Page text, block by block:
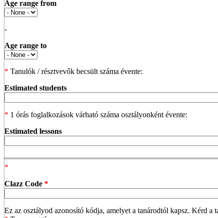
Age range from
-
Age range to
* Tanulók / résztvevők becsült száma évente:
Estimated students
* 1 órás foglalkozások várható száma osztályonként évente:
Estimated lessons
*
Clazz Code *
Ez az osztályod azonosító kódja, amelyet a tanárodtól kapsz. Kérd a